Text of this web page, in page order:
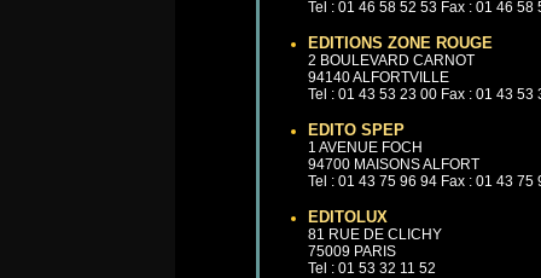
Tel : 01 46 58 52 53 Fax : 01 46 58
EDITIONS ZONE ROUGE
2 BOULEVARD CARNOT
94140 ALFORTVILLE
Tel : 01 43 53 23 00 Fax : 01 43 53
EDITO SPEP
1 AVENUE FOCH
94700 MAISONS ALFORT
Tel : 01 43 75 96 94 Fax : 01 43 75
EDITOLUX
81 RUE DE CLICHY
75009 PARIS
Tel : 01 53 32 11 52